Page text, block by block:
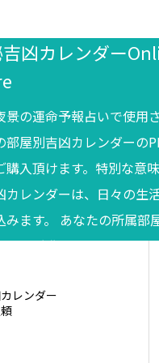
凶カレンダー
景の運命予報占いで使用
部屋別吉凶カレンダーの
購入頂けます。特別な意
カレンダーは、日々の生
みます。 あなたの所属部
からご購入ください。
レンダー